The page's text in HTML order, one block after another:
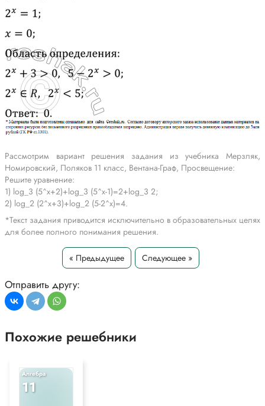
Рассмотрим вариант решения задания из учебника Мерзляк,
Номировский, Поляков 11 класс, Вентана-Граф, Просвещение:
Решите уравнение:
1) log_3 (5^x+2)+log_3 (5^x-1)=2+log_3 2;
2) log_2 (2^x+3)+log_2 (5-2^x)=4.
*Текст задания приводится исключительно в образовательных целях
для более полного понимания решения.
« Предыдущее Следующее »
Отправить другу:
Похожие решебники
Алгебра
11